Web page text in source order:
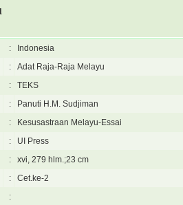
:
Indonesia
:
Adat Raja-Raja Melayu
:
TEKS
:
Panuti H.M. Sudjiman
:
Kesusastraan Melayu-Essai
:
UI Press
:
xvi, 279 hlm.;23 cm
:
Cet.ke-2
: